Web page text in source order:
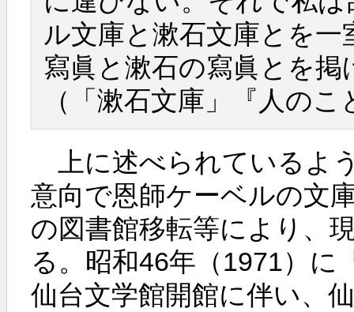
ル文庫と漱石文庫とを
寫眞と漱石の寫眞とを
（「漱石文庫」『人の
上に述べられているよ
意向で恩師ケーベルの文
の図書館移転等により、
る。昭和46年（1971）に
仙台文学館開館に伴い、